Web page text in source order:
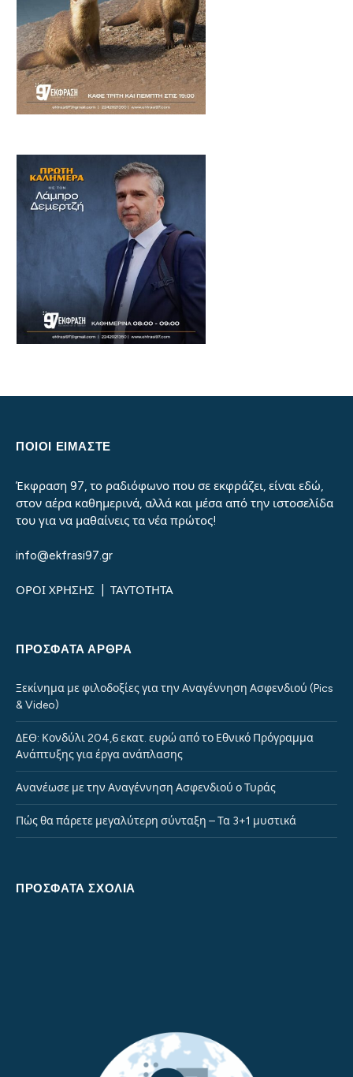
ΠΟΙΟΙ ΕΙΜΑΣΤΕ
Έκφραση 97, το ραδιόφωνο που σε εκφράζει, είναι εδώ,
στον αέρα καθημερινά, αλλά και μέσα από την ιστοσελίδα
του για να μαθαίνεις τα νέα πρώτος!
info@ekfrasi97.gr
ΟΡΟΙ ΧΡΗΣΗΣ ΤΑΥΤΟΤΗΤΑ
ΠΡΌΣΦΑΤΑ ΆΡΘΡΑ
Ξεκίνημα με φιλοδοξίες για την Αναγέννηση Ασφενδιού (Pics
& Video)
ΔΕΘ: Κονδύλι 204,6 εκατ. ευρώ από το Εθνικό Πρόγραμμα
Ανάπτυξης για έργα ανάπλασης
Ανανέωσε με την Αναγέννηση Ασφενδιού ο Τυράς
Πώς θα πάρετε μεγαλύτερη σύνταξη – Τα 3+1 μυστικά
ΠΡΌΣΦΑΤΑ ΣΧΌΛΙΑ